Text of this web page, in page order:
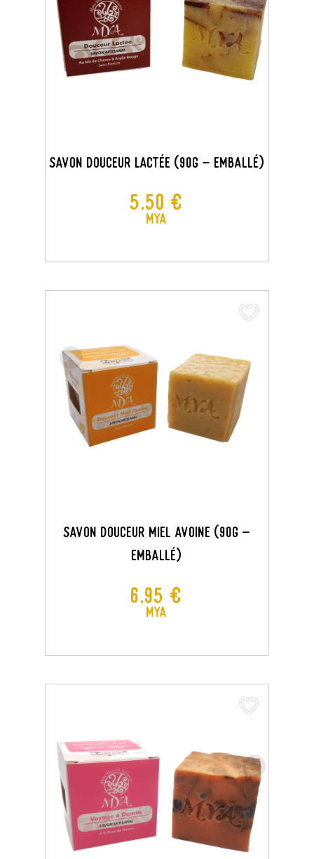
Savon Douceur Lactée (90G - Emballé)
Prix
5,50 €
MYA
Savon Douceur Miel Avoine (90G -
Emballé)
Prix
6,95 €
MYA
favorite_border
favorite_border